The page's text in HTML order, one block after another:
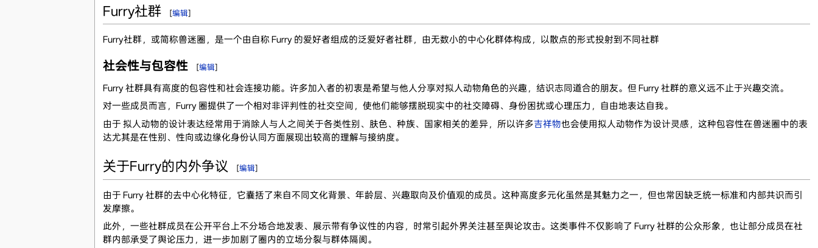
Furry社群 [编辑]
Furry社群，或简称兽迷圈，是一个由自称 Furry 的爱好者组成的泛爱好者社群，由无数小的中心化群体构成，以散点的形式投射到不同社群
社会性与包容性 [编辑]
Furry 社群具有高度的包容性和社会连接功能。许多加入者的初衷是希望与他人分享对拟人动物角色的兴趣，结识志同道合的朋友。但 Furry 社群的意义远不止于兴趣交流。
对一些成员而言，Furry 圈提供了一个相对非评判性的社交空间，使他们能够摆脱现实中的社交障碍、身份困扰或心理压力，自由地表达自我。
由于 拟人动物的设计表达经常用于消除人与人之间关于各类性别、肤色、种族、国家相关的差异，所以许多吉祥物也会使用拟人动物作为设计灵感，这种包容性在兽迷圈中的表
达尤其是在性别、性向或边缘化身份认同方面展现出较高的理解与接纳度。
关于Furry的内外争议 [编辑]
由于 Furry 社群的去中心化特征，它囊括了来自不同文化背景、年龄层、兴趣取向及价值观的成员。这种高度多元化虽然是其魅力之一，但也常因缺乏统一标准和内部共识而引
发摩擦。
此外，一些社群成员在公开平台上不分场合地发表、展示带有争议性的内容，时常引起外界关注甚至舆论攻击。这类事件不仅影响了 Furry 社群的公众形象，也让部分成员在社
群内部承受了舆论压力，进一步加剧了圈内的立场分裂与群体隔阂。